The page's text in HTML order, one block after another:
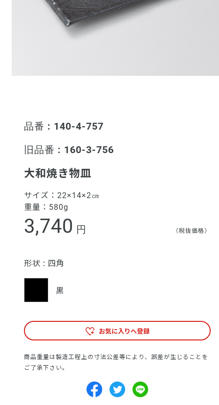
品番 : 140-4-757
旧品番 : 160-3-756
大和焼き物皿
サイズ： 22×14×2㎝
重量： 580g
3,740 円 （税抜価格）
形状 : 四角
黒
お気に入りへ登録
商品重量は製造工程上の寸法公差等により、誤差が生じることを
ご了承下さい。